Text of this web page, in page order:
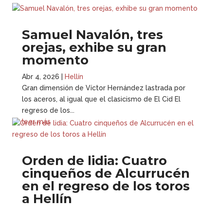
Samuel Navalón, tres
orejas, exhibe su gran
momento
Abr 4, 2026
Hellín
Gran dimensión de Víctor Hernández lastrada por
los aceros, al igual que el clasicismo de El Cid El
regreso de los...
leer más
Orden de lidia: Cuatro
cinqueños de Alcurrucén
en el regreso de los toros
a Hellín